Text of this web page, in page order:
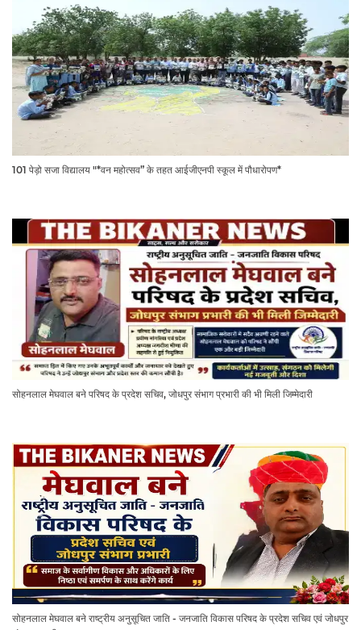
101 पेड़ो सजा विद्यालय "*वन महोत्सव” के तहत आईजीएनपी स्कूल में पौधारोपण*
सोहनलाल मेघवाल बने परिषद के प्रदेश सचिव, जोधपुर संभाग प्रभारी की भी मिली जिम्मेदारी
सोहनलाल मेघवाल बने राष्ट्रीय अनुसूचित जाति - जनजाति विकास परिषद के प्रदेश सचिव एवं जोधपुर